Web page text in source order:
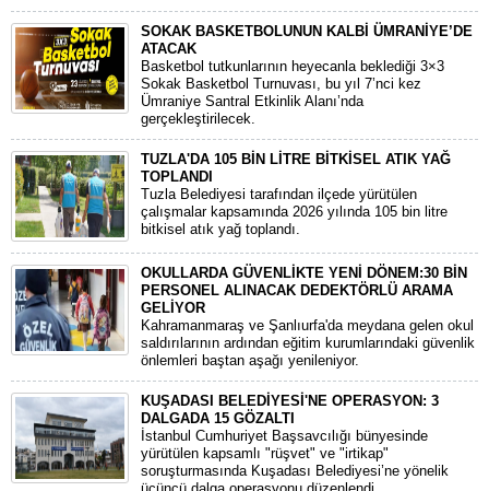
SOKAK BASKETBOLUNUN KALBİ ÜMRANİYE’DE
ATACAK
Basketbol tutkunlarının heyecanla beklediği 3×3
Sokak Basketbol Turnuvası, bu yıl 7’nci kez
Ümraniye Santral Etkinlik Alanı’nda
gerçekleştirilecek.
TUZLA'DA 105 BİN LİTRE BİTKİSEL ATIK YAĞ
TOPLANDI
Tuzla Belediyesi tarafından ilçede yürütülen
çalışmalar kapsamında 2026 yılında 105 bin litre
bitkisel atık yağ toplandı.
OKULLARDA GÜVENLİKTE YENİ DÖNEM:30 BİN
PERSONEL ALINACAK DEDEKTÖRLÜ ARAMA
GELİYOR
​Kahramanmaraş ve Şanlıurfa'da meydana gelen okul
saldırılarının ardından eğitim kurumlarındaki güvenlik
önlemleri baştan aşağı yenileniyor.
KUŞADASI BELEDİYESİ'NE OPERASYON: 3
DALGADA 15 GÖZALTI
​İstanbul Cumhuriyet Başsavcılığı bünyesinde
yürütülen kapsamlı "rüşvet" ve "irtikap"
soruşturmasında Kuşadası Belediyesi’ne yönelik